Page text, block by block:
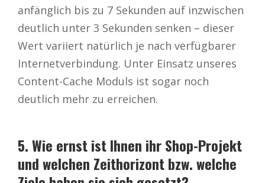
anfänglich bis zu 7 Sekunden auf inzwischen
deutlich unter 3 Sekunden senken – dieser
Wert variiert natürlich je nach verfügbarer
Internetverbindung. Unter Einsatz unseres
Content-Cache Moduls ist sogar noch
deutlich mehr zu erreichen.
5. Wie ernst ist Ihnen ihr Shop-Projekt
und welchen Zeithorizont bzw. welche